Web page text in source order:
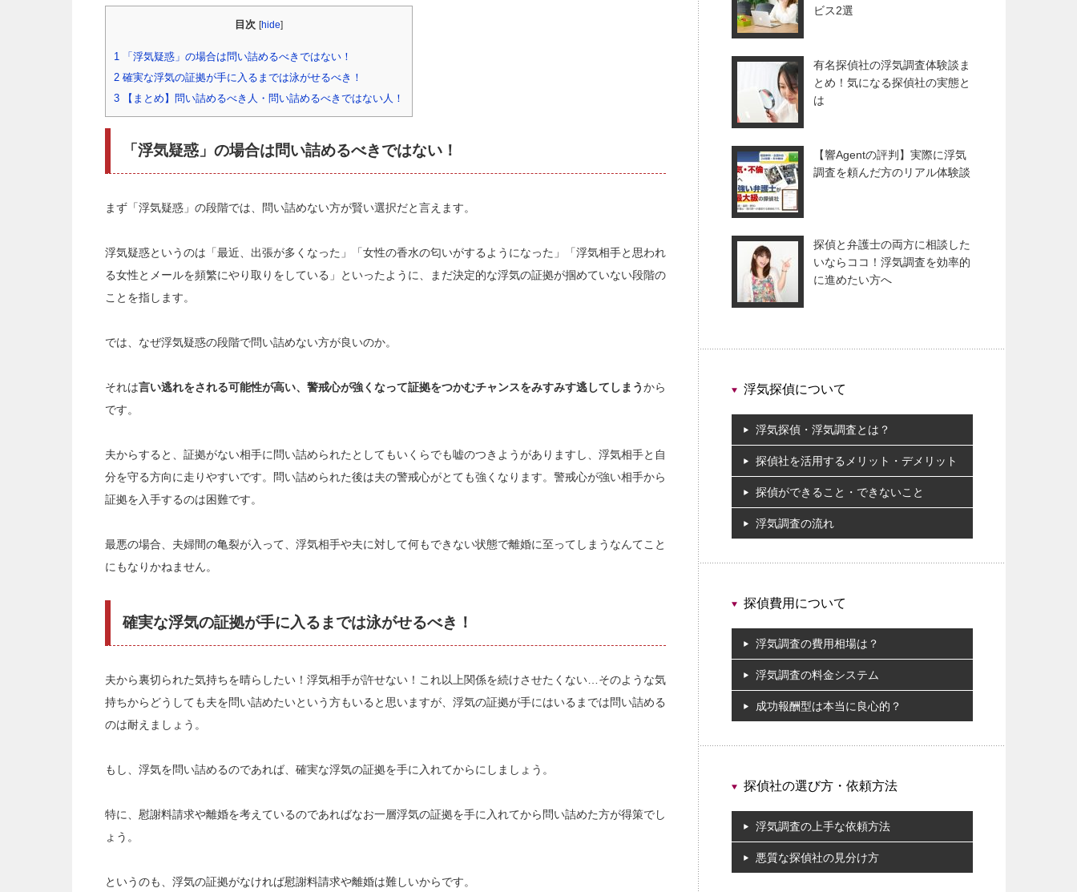
目次 [hide]
1 「浮気疑惑」の場合は問い詰めるべきではない！
2確実な浮気の証拠が手に入るまでは泳がせるべき！
3【まとめ】問い詰めるべき人・問い詰めるべきではない人！
「浮気疑惑」の場合は問い詰めるべきではない！
まず「浮気疑惑」の段階では、問い詰めない方が賢い選択だと言えます。
浮気疑惑というのは「最近、出張が多くなった」「女性の香水の匂いがするようになった」「浮気相手と思われ
る女性とメールを頻繁にやり取りをしている」といったように、まだ決定的な浮気の証拠が掴めていない段階の
ことを指します。
では、なぜ浮気疑惑の段階で問い詰めない方が良いのか。
それは言い逃れをされる可能性が高い、警戒心が強くなって証拠をつかむチャンスをみすみす逃してしまうから
です。
夫からすると、証拠がない相手に問い詰められたとしてもいくらでも嘘のつきようがありますし、浮気相手と自
分を守る方向に走りやすいです。問い詰められた後は夫の警戒心がとても強くなります。警戒心が強い相手から
証拠を入手するのは困難です。
最悪の場合、夫婦間の亀裂が入って、浮気相手や夫に対して何もできない状態で離婚に至ってしまうなんてこと
にもなりかねません。
確実な浮気の証拠が手に入るまでは泳がせるべき！
夫から裏切られた気持ちを晴らしたい！浮気相手が許せない！これ以上関係を続けさせたくない…そのような気
持ちからどうしても夫を問い詰めたいという方もいると思いますが、浮気の証拠が手にはいるまでは問い詰める
のは耐えましょう。
もし、浮気を問い詰めるのであれば、確実な浮気の証拠を手に入れてからにしましょう。
特に、慰謝料請求や離婚を考えているのであればなお一層浮気の証拠を手に入れてから問い詰めた方が得策でし
ょう。
というのも、浮気の証拠がなければ慰謝料請求や離婚は難しいからです。
ビス2選
有名探偵社の浮気調査体験談ま
とめ！気になる探偵社の実態と
は
【響Agentの評判】実際に浮気
調査を頼んだ方のリアル体験談
探偵と弁護士の両方に相談した
いならココ！浮気調査を効率的
に進めたい方へ
浮気探偵について
浮気探偵・浮気調査とは？
探偵社を活用するメリット・デメリット
探偵ができること・できないこと
浮気調査の流れ
探偵費用について
浮気調査の費用相場は？
浮気調査の料金システム
成功報酬型は本当に良心的？
探偵社の選び方・依頼方法
浮気調査の上手な依頼方法
悪質な探偵社の見分け方